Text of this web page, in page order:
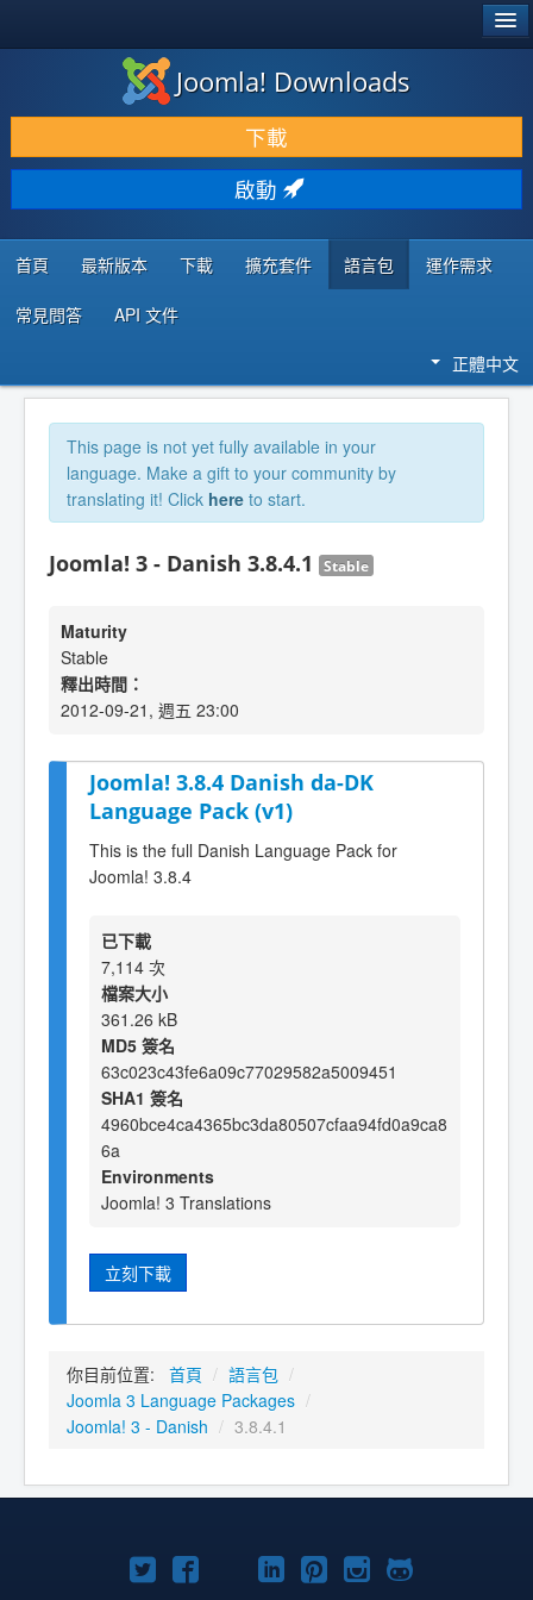
下載 & 擴充
發現 & 學習
社群 & 支援
程式者資源
Joomla! Downloads
下載
啟動
首頁 最新版本 下載 擴充套件 語言包 運作需求
常見問答 API 文件
正體中文
This page is not yet fully available in your
language. Make a gift to your community by
translating it! Click here to start.
Joomla! 3 - Danish 3.8.4.1 Stable
Maturity
Stable
釋出時間：
2012-09-21, 週五 23:00
Joomla! 3.8.4 Danish da-DK
Language Pack (v1)
This is the full Danish Language Pack for
Joomla! 3.8.4
已下載
7,114 次
檔案大小
361.26 kB
MD5 簽名
63c023c43fe6a09c77029582a5009451
SHA1 簽名
4960bce4ca4365bc3da80507cfaa94fd0a9ca8
6a
Environments
Joomla! 3 Translations
立刻下載
你目前位置: 首頁 / 語言包 /
Joomla 3 Language Packages /
Joomla! 3 - Danish / 3.8.4.1
TwitterFacebookYouTube
Linkedln
Pinterest
Instagram
GitHub